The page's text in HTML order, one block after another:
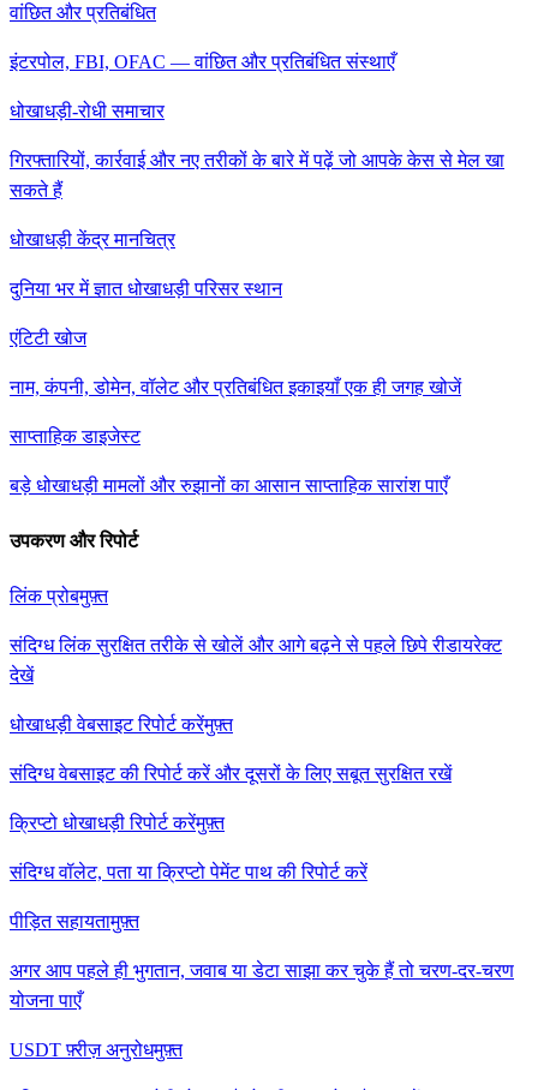
वांछित और प्रतिबंधित
इंटरपोल, FBI, OFAC — वांछित और प्रतिबंधित संस्थाएँ
धोखाधड़ी-रोधी समाचार
गिरफ्तारियों, कार्रवाई और नए तरीकों के बारे में पढ़ें जो आपके केस से मेल खा
सकते हैं
धोखाधड़ी केंद्र मानचित्र
दुनिया भर में ज्ञात धोखाधड़ी परिसर स्थान
एंटिटी खोज
नाम, कंपनी, डोमेन, वॉलेट और प्रतिबंधित इकाइयाँ एक ही जगह खोजें
साप्ताहिक डाइजेस्ट
बड़े धोखाधड़ी मामलों और रुझानों का आसान साप्ताहिक सारांश पाएँ
उपकरण और रिपोर्ट
लिंक प्रोबमुफ़्त
संदिग्ध लिंक सुरक्षित तरीके से खोलें और आगे बढ़ने से पहले छिपे रीडायरेक्ट
देखें
धोखाधड़ी वेबसाइट रिपोर्ट करेंमुफ़्त
संदिग्ध वेबसाइट की रिपोर्ट करें और दूसरों के लिए सबूत सुरक्षित रखें
क्रिप्टो धोखाधड़ी रिपोर्ट करेंमुफ़्त
संदिग्ध वॉलेट, पता या क्रिप्टो पेमेंट पाथ की रिपोर्ट करें
पीड़ित सहायतामुफ़्त
अगर आप पहले ही भुगतान, जवाब या डेटा साझा कर चुके हैं तो चरण-दर-चरण
योजना पाएँ
USDT फ़्रीज़ अनुरोधमुफ़्त